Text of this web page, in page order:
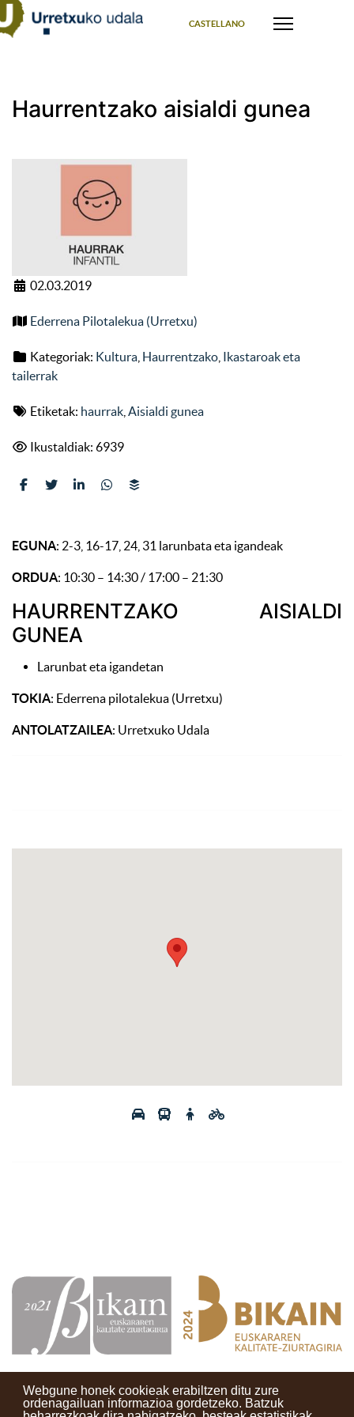
Webgune honek cookieak erabiltzen ditu zure
ordenagailuan informazioa gordetzeko. Batzuk
CASTELLANO
Haurrentzako aisialdi gunea
02.03.2019
Ederrena Pilotalekua (Urretxu)
Kategoriak: Kultura Haurrentzako Ikastaroak eta
tailerrak
Etiketak: haurrak Aisialdi gunea
Ikustaldiak: 6939
EGUNA: 2-3, 16-17, 24, 31 larunbata eta igandeak
ORDUA: 10:30 – 14:30 / 17:00 – 21:30
HAURRENTZAKO AISIALDI
GUNEA
Larunbat eta igandetan
TOKIA: Ederrena pilotalekua (Urretxu)
ANTOLATZAILEA: Urretxuko Udala